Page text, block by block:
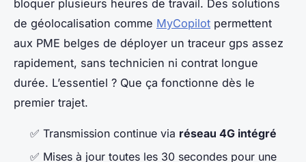
bloquer plusieurs heures de travail. Des solutions
de géolocalisation comme MyCopilot permettent
aux PME belges de déployer un traceur gps assez
rapidement, sans technicien ni contrat longue
durée. L’essentiel ? Que ça fonctionne dès le
premier trajet.
✅ Transmission continue via réseau 4G intégré
✅ Mises à jour toutes les 30 secondes pour une